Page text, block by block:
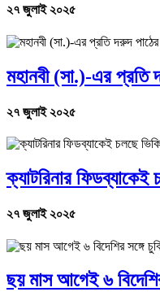
২৭ জুলাই ২০২৫
মহানবী (সা.)-এর প্রতি
২৭ জুলাই ২০২৫
ক্যাটরিনার ফিডব্যাকেই
২৭ জুলাই ২০২৫
ছয় মাস আগেই ৬